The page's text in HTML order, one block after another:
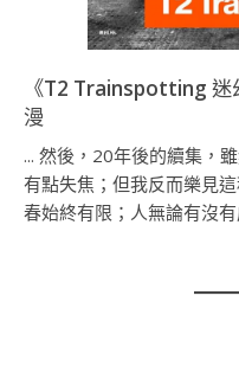
《T2 Trainspotting 迷
漫
... 然後，20年後的續集，
有點失焦；但我反而樂見
春始終有限；人無論有沒